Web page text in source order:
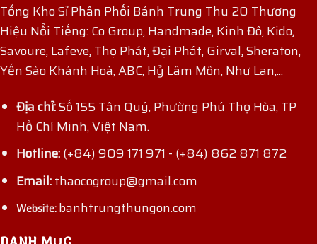
Tổng Kho Sỉ Phân Phối Bánh Trung Thu 20 Thương
Hiệu Nổi Tiếng: Co Group, Handmade, Kinh Đô, Kido,
Savoure, Lafeve, Thọ Phát, Đại Phát, Girval, Sheraton,
Yến Sào Khánh Hoà, ABC, Hỷ Lâm Môn, Như Lan,...
Địa chỉ:Số 155 Tân Quý, Phường Phú Thọ Hòa, TP
Hồ Chí Minh, Việt Nam.
Hotline:(+84) 909 171 971 - (+84) 862 871 872
Email:thaocogroup@gmail.com
Website:banhtrungthungon.com